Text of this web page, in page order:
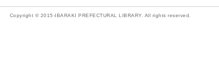
Copyright © 2015-IBARAKI PREFECTURAL LIBRARY. All rights reserved.